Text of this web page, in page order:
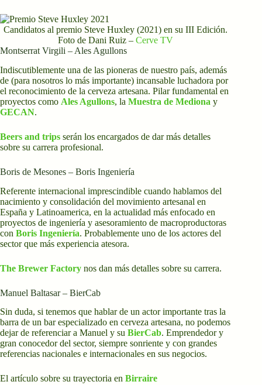
Candidatos al premio Steve Huxley (2021) en su III Edición.
Foto de Dani Ruiz – Cerve TV
Montserrat Virgili – Ales Agullons
Indiscutiblemente una de las pioneras de nuestro país, además
de (para nosotros lo más importante) incansable luchadora por
el reconocimiento de la cerveza artesana. Pilar fundamental en
proyectos como Ales Agullons, la Muestra de Mediona y
GECAN.
Beers and trips serán los encargados de dar más detalles
sobre su carrera profesional.
Boris de Mesones – Boris Ingeniería
Referente internacional imprescindible cuando hablamos del
nacimiento y consolidación del movimiento artesanal en
España y Latinoamerica, en la actualidad más enfocado en
proyectos de ingeniería y asesoramiento de macroproductoras
con Boris Ingeniería. Probablemente uno de los actores del
sector que más experiencia atesora.
The Brewer Factory nos dan más detalles sobre su carrera.
Manuel Baltasar – BierCab
Sin duda, si tenemos que hablar de un actor importante tras la
barra de un bar especializado en cerveza artesana, no podemos
dejar de referenciar a Manuel y su BierCab. Emprendedor y
gran conocedor del sector, siempre sonriente y con grandes
referencias nacionales e internacionales en sus negocios.
El artículo sobre su trayectoria en Birraire